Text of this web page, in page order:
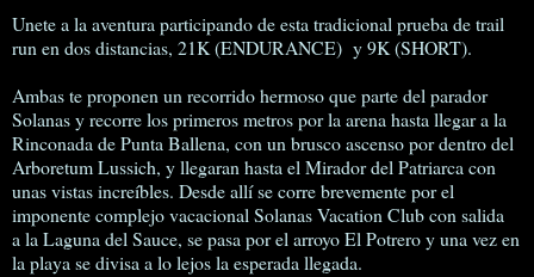
Unete a la aventura participando de esta tradicional prueba de trail
run en dos distancias, 21K (ENDURANCE) y 9K (SHORT).
Ambas te proponen un recorrido hermoso que parte del parador
Solanas y recorre los primeros metros por la arena hasta llegar a la
Rinconada de Punta Ballena, con un brusco ascenso por dentro del
Arboretum Lussich, y llegaran hasta el Mirador del Patriarca con
unas vistas increíbles. Desde allí se corre brevemente por el
imponente complejo vacacional Solanas Vacation Club con salida
a la Laguna del Sauce, se pasa por el arroyo El Potrero y una vez en
la playa se divisa a lo lejos la esperada llegada.